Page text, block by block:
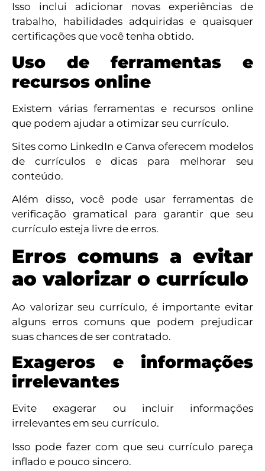
Isso inclui adicionar novas experiências de
trabalho, habilidades adquiridas e quaisquer
certificações que você tenha obtido.
Uso de ferramentas e
recursos online
Existem várias ferramentas e recursos online
que podem ajudar a otimizar seu currículo.
Sites como LinkedIn e Canva oferecem modelos
de currículos e dicas para melhorar seu
conteúdo.
Além disso, você pode usar ferramentas de
verificação gramatical para garantir que seu
currículo esteja livre de erros.
Erros comuns a evitar
ao valorizar o currículo
Ao valorizar seu currículo, é importante evitar
alguns erros comuns que podem prejudicar
suas chances de ser contratado.
Exageros e informações
irrelevantes
Evite exagerar ou incluir informações
irrelevantes em seu currículo.
Isso pode fazer com que seu currículo pareça
inflado e pouco sincero.